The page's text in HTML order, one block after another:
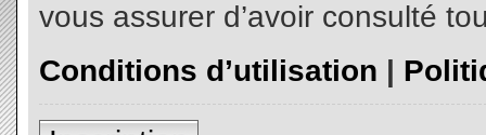
vous assurer d’avoir consulté
Conditions d’utilisation |